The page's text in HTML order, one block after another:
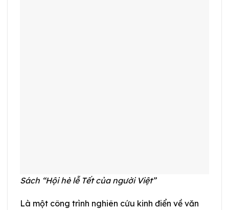
Sách “Hội hè lễ Tết của người Việt”
Là một công trình nghiên cứu kinh điển về văn